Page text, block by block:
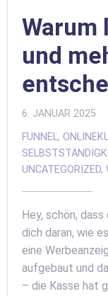
Warum
und
6. JANUAR 2025
FUNNEL,
UNCATEGORIZED,
Hey, schön,
dich daran, wie
eine
aufgebaut und
– die Kasse hat